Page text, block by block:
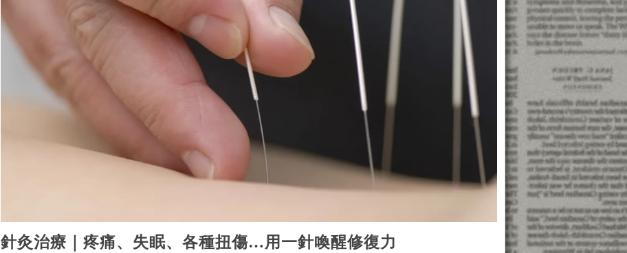
針灸治療｜疼痛、失眠、各種扭傷…用一針喚醒修復力